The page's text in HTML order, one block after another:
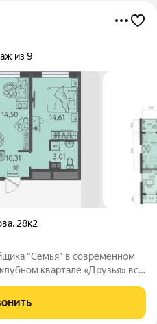
из 9
, 28к2
"Семья" в современном
квартале «Друзья» все
детей и коворкинг для